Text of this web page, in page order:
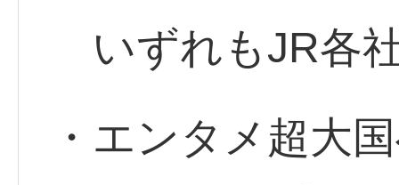
いずれもJR各
・エンタメ超大